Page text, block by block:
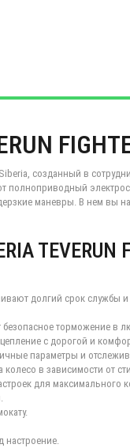
созданный в
полноприводный
маневры. В нем вы
TEVERUN
долгий срок службы
безопасное торможение в
с дорогой и
параметры и
в зависимости от
для максимального
настроение.